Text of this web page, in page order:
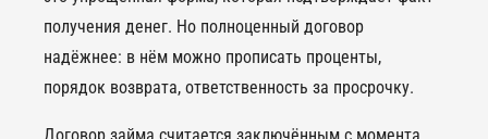
получения денег. Но полноценный договор
надёжнее: в нём можно прописать проценты,
порядок возврата, ответственность за просрочку.
Договор займа считается заключённым с момента